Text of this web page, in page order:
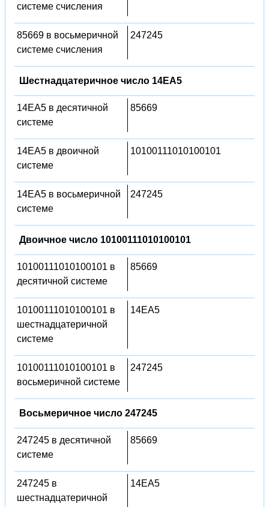
системе счисления
85669 в восьмеричной
системе счисления
247245
Шестнадцатеричное число 14EA5
14EA5 в десятичной
системе
85669
14EA5 в двоичной
системе
10100111010100101
14EA5 в восьмеричной
системе
247245
Двоичное число 10100111010100101
10100111010100101 в
десятичной системе
85669
10100111010100101 в
шестнадцатеричной
системе
14EA5
10100111010100101 в
восьмеричной системе
247245
Восьмеричное число 247245
247245 в десятичной
системе
85669
247245 в
шестнадцатеричной
14EA5